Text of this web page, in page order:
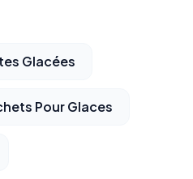
Glacées
Pour Glaces